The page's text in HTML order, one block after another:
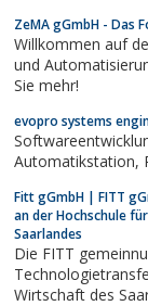
Aus- und
ZeMA gGmbH - Das
Willkommen auf
und
Sie mehr!
evopro systems
Fitt gGmbH | FITT
an der Hochschule
Saarlandes
Die FITT gemeinnuetzige
Wirtschaft des Saarlandes, ist eine